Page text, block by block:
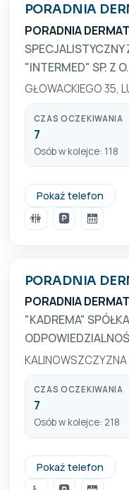
PORADNIA
PORADNIA
SPECJALISTYCZNY
"INTERMED" SP. Z
GŁOWACKIEGO 35,
CZAS OCZEKIWANIA
7
Osób w kolejce: 118
Pokaż telefon
🚻
🅿️ 🛗
PORADNIA
PORADNIA
"KADREMA"
CZAS OCZEKIWANIA
7
Osób w kolejce: 218
Pokaż telefon